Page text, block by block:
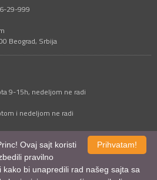
29-999
Beograd, Srbija
9-15h, nedeljom ne radi
i nedeljom ne radi
u dinarima. PDV je uračunat u cenu.
- 2026. Sva prava su zadržana.
Internet prodavnice, Izrada sajtai mobilnih
Prihvatam!
Ovaj sajt koristi
pravilno
bi unapredili rad našeg sajta sa